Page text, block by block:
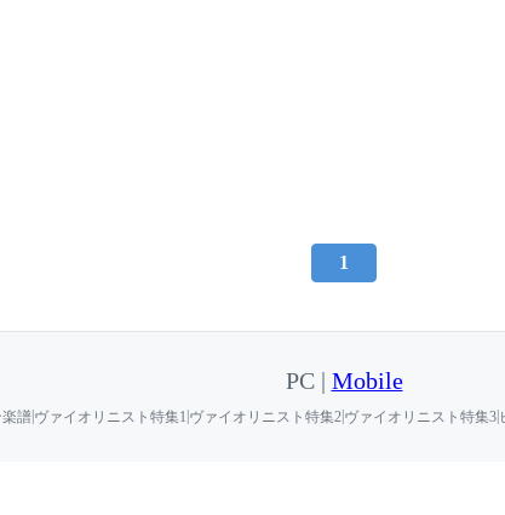
1
PC | Mobile
譜| ヴァイオリニスト特集1 ヴァイオリニスト特集2 ヴァイオリニスト特集3|